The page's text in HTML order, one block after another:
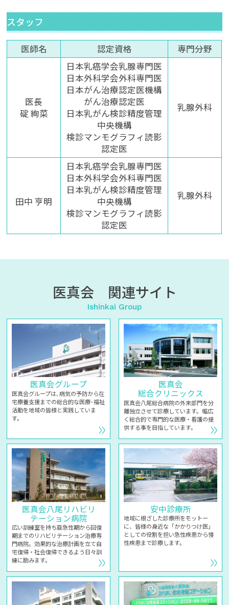
スタッフ
医師名 認定資格 専門分野
医長
碇 絢菜
日本乳癌学会乳腺専門医
日本外科学会外科専門医
日本がん治療認定医機構
がん治療認定医
日本乳がん検診精度管理
中央機構
検診マンモグラフィ読影
認定医
乳腺外科
田中 亨明
日本乳癌学会乳腺専門医
日本外科学会外科専門医
日本乳がん検診精度管理
中央機構
検診マンモグラフィ読影
認定医
乳腺外科
医真会 関連サイト
Ishinkai Group
医真会グループ
医真会グループは､病気の予防から在
宅療養支援までの総合的な医療･福祉
活動を地域の皆様と実践していま
す。
医真会
総合クリニックス
医真会八尾総合病院の外来部門を分
離独立させて診療しています。幅広
く総合的で専門的な医療・看護の提
供する事を目指しています。
医真会八尾リハビリ
テーション病院
広い訓練室を持ち亜急性期から回復
期までのリハビリテーション治療専
門病院。効果的な治療計画を立て自
宅復帰・社会復帰できるよう日々訓
練に励みます。
安中診療所
地域に根ざした診療所をモットー
に、皆様の身近な「かかりつけ医」
としての役割を担い急性疾患から慢
性疾患まで診療します。